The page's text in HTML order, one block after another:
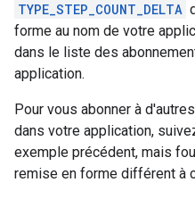
TYPE_STEP_COUNT_DELTA
forme au nom de votre
dans le liste des
application.
Pour vous abonner à
dans votre application,
exemple précédent, mais
remise en forme différent à